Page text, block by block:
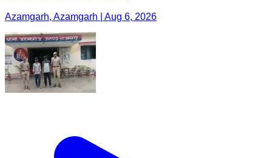
Azamgarh, Azamgarh | Aug 6, 2026